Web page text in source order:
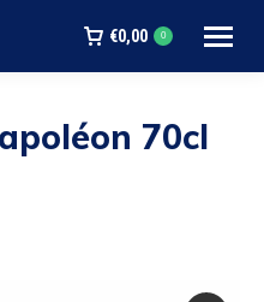
€0,00 0
70cl